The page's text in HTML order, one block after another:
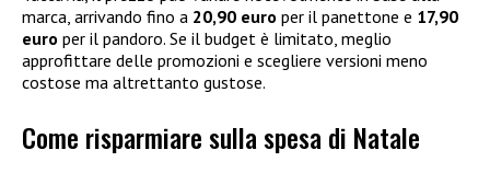
marca, arrivando fino a 20,90 euro per il panettone e 17,90
euro per il pandoro. Se il budget è limitato, meglio
approfittare delle promozioni e scegliere versioni meno
costose ma altrettanto gustose.
Come risparmiare sulla spesa di Natale